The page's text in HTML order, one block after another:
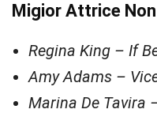
Migior Attrice
Regina King – If
Amy Adams –
Marina De Tavira